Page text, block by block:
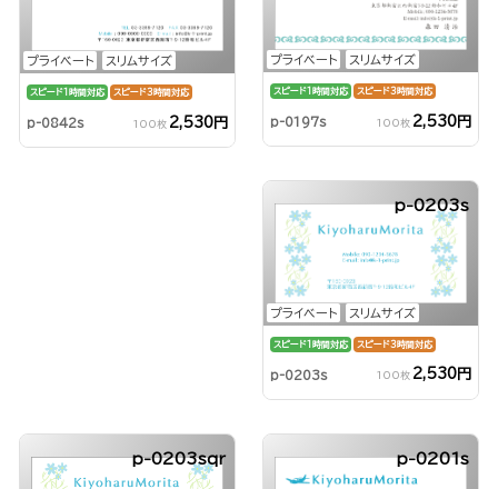
プライベート スリムサイズ
スピード1時間対応 スピード3時間対応
p-0842s 100枚 2,530円
プライベート スリムサイズ
スピード1時間対応 スピード3時間対応
p-0197s 100枚 2,530円
プライベート スリムサイズ
p-0203s
スピード1時間対応 スピード3時間対応
p-0203s 100枚 2,530円
p-0203sqr p-0201s